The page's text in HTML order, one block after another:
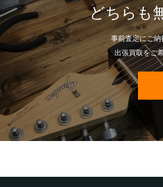
どちらも
事前査定にご
出張買取をご